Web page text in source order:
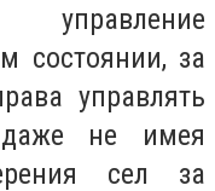
управление
состоянии, за
управлять
не имея
сел за